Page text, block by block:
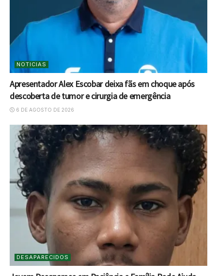
NOTICIAS
Apresentador Alex Escobar deixa fãs em choque após
descoberta de tumor e cirurgia de emergência
6 DE AGOSTO DE 2026
DESAPARECIDOS